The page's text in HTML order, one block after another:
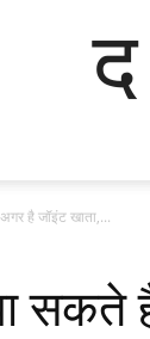
है जॉइंट खाता,...
सकते